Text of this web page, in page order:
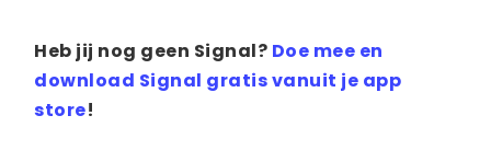
Heb jij nog geen Signal? Doe mee en
download Signal gratis vanuit je app
store!